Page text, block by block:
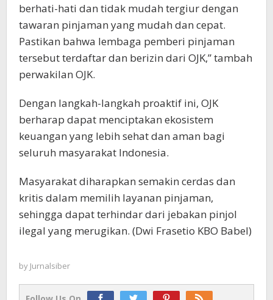
berhati-hati dan tidak mudah tergiur dengan
tawaran pinjaman yang mudah dan cepat.
Pastikan bahwa lembaga pemberi pinjaman
tersebut terdaftar dan berizin dari OJK,” tambah
perwakilan OJK.
Dengan langkah-langkah proaktif ini, OJK
berharap dapat menciptakan ekosistem
keuangan yang lebih sehat dan aman bagi
seluruh masyarakat Indonesia.
Masyarakat diharapkan semakin cerdas dan
kritis dalam memilih layanan pinjaman,
sehingga dapat terhindar dari jebakan pinjol
ilegal yang merugikan. (Dwi Frasetio KBO Babel)
by Jurnalsiber